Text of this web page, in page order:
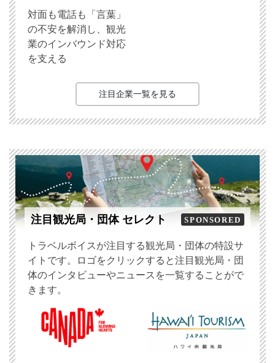
対面も電話も「言葉」
の不安を解消し、観光
業のインバウンド対応
を支える
注目企業一覧を見る
注目観光局・団体 セレクト SPONSORED
トラベルボイスが注目する観光局・団体の特設サ
イトです。ロゴをクリックすると注目観光局・団
体のインタビューやニュースを一覧することがで
きます。